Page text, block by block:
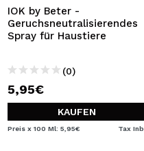
IOK by Beter -
Geruchsneutralisierendes
Spray für Haustiere
(0)
5,95€
KAUFEN
Preis x 100 Ml: 5,95€ Tax Inb.